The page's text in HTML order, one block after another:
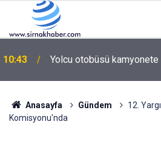
10:42
Valilik Onaylı Yardım
Anasayfa Gündem
12.
Komisyonu'nda